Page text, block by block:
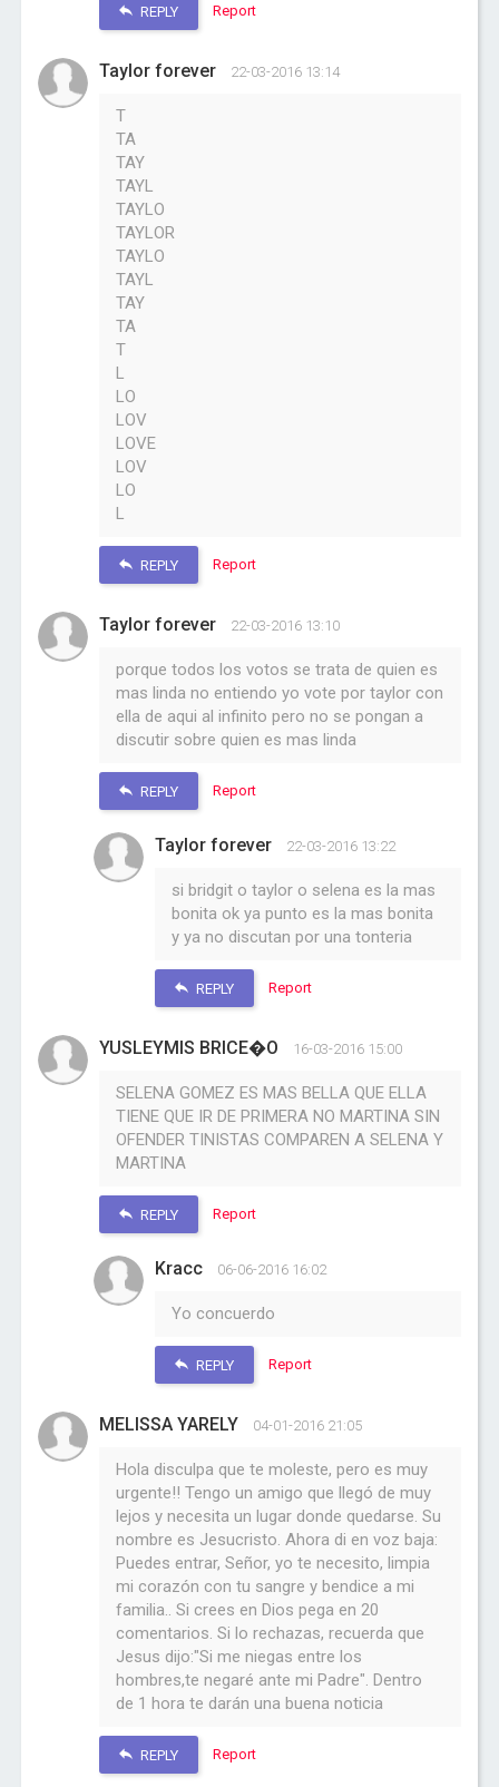
REPLY Report
Taylor forever 22-03-2016 13:14
T
TA
TAY
TAYL
TAYLO
TAYLOR
TAYLO
TAYL
TAY
TA
T
L
LO
LOV
LOVE
LOV
LO
L
REPLY Report
Taylor forever 22-03-2016 13:10
porque todos los votos se trata de quien es
mas linda no entiendo yo vote por taylor con
ella de aqui al infinito pero no se pongan a
discutir sobre quien es mas linda
REPLY Report
Taylor forever 22-03-2016 13:22
si bridgit o taylor o selena es la mas
bonita ok ya punto es la mas bonita
y ya no discutan por una tonteria
REPLY Report
YUSLEYMIS BRICE�O 16-03-2016 15:00
SELENA GOMEZ ES MAS BELLA QUE ELLA
TIENE QUE IR DE PRIMERA NO MARTINA SIN
OFENDER TINISTAS COMPAREN A SELENA Y
MARTINA
REPLY Report
Kracc 06-06-2016 16:02
Yo concuerdo
REPLY Report
MELISSA YARELY 04-01-2016 21:05
Hola disculpa que te moleste, pero es muy
urgente!! Tengo un amigo que llegó de muy
lejos y necesita un lugar donde quedarse. Su
nombre es Jesucristo. Ahora di en voz baja:
Puedes entrar, Señor, yo te necesito, limpia
mi corazón con tu sangre y bendice a mi
familia.. Si crees en Dios pega en 20
comentarios. Si lo rechazas, recuerda que
Jesus dijo:"Si me niegas entre los
hombres,te negaré ante mi Padre". Dentro
de 1 hora te darán una buena noticia
REPLY Report